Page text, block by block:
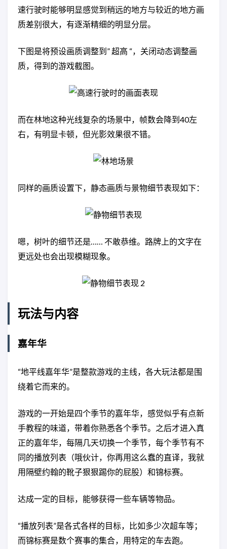
速行驶时能够明显感觉到稍远的地方与较近的地方画
质差别很大，有逐渐精细的明显分层。
下图是将预设画质调整到” 超高 “，关闭动态调整画
质，得到的游戏截图。
而在林地这种光线复杂的场景中，帧数会降到40左
右，有明显卡顿，但光影效果很不错。
同样的画质设置下，静态画质与景物细节表现如下：
嗯，树叶的细节还是…… 不敢恭维。路牌上的文字在
更远处也会出现模糊现象。
玩法与内容
嘉年华
“地平线嘉年华”是整款游戏的主线，各大玩法都是围
绕着它而来的。
游戏的一开始是四个季节的嘉年华，感觉似乎有点新
手教程的味道，带着你熟悉各个季节。之后才进入真
正的嘉年华，每隔几天切换一个季节，每个季节有不
同的播放列表（哦伙计，你再用这么蠢的直译，我就
用隔壁约翰的靴子狠狠踢你的屁股）和锦标赛。
达成一定的目标，能够获得一些车辆等物品。
“播放列表”是各式各样的目标，比如多少次超车等；
而锦标赛是数个赛事的集合，用特定的车去跑。